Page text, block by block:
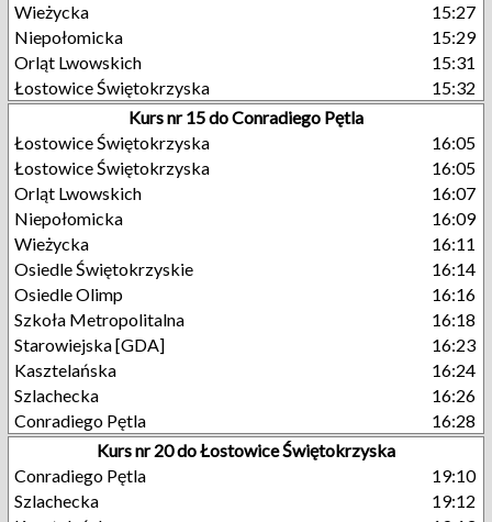
Wieżycka
15:27
Niepołomicka
15:29
Orląt Lwowskich
15:31
Łostowice Świętokrzyska
15:32
Kurs nr 15 do Conradiego Pętla
Łostowice Świętokrzyska
16:05
Łostowice Świętokrzyska
16:05
Orląt Lwowskich
16:07
Niepołomicka
16:09
Wieżycka
16:11
Osiedle Świętokrzyskie
16:14
Osiedle Olimp
16:16
Szkoła Metropolitalna
16:18
Starowiejska [GDA]
16:23
Kasztelańska
16:24
Szlachecka
16:26
Conradiego Pętla
16:28
Kurs nr 20 do Łostowice Świętokrzyska
Conradiego Pętla
19:10
Szlachecka
19:12